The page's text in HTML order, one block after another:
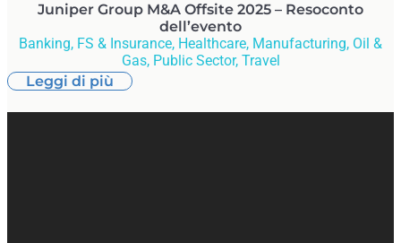
Juniper Group M&A Offsite 2025 – Resoconto
dell’evento
Banking, FS & Insurance, Healthcare, Manufacturing, Oil &
Gas, Public Sector, Travel
Leggi di più